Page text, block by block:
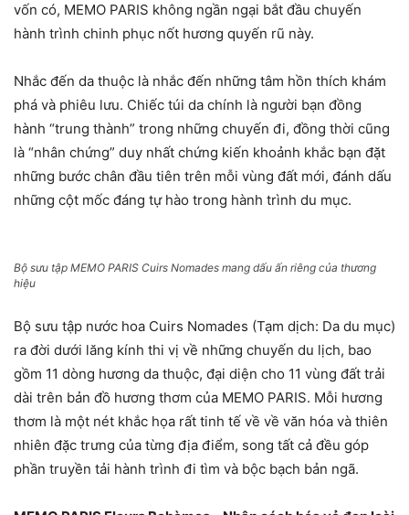
vốn có, MEMO PARIS không ngần ngại bắt đầu chuyến
hành trình chinh phục nốt hương quyến rũ này.
Nhắc đến da thuộc là nhắc đến những tâm hồn thích khám
phá và phiêu lưu. Chiếc túi da chính là người bạn đồng
hành “trung thành” trong những chuyến đi, đồng thời cũng
là “nhân chứng” duy nhất chứng kiến khoảnh khắc bạn đặt
những bước chân đầu tiên trên mỗi vùng đất mới, đánh dấu
những cột mốc đáng tự hào trong hành trình du mục.
Bộ sưu tập MEMO PARIS Cuirs Nomades mang dấu ấn riêng của thương
hiệu
Bộ sưu tập nước hoa Cuirs Nomades (Tạm dịch: Da du mục)
ra đời dưới lăng kính thi vị về những chuyến du lịch, bao
gồm 11 dòng hương da thuộc, đại diện cho 11 vùng đất trải
dài trên bản đồ hương thơm của MEMO PARIS. Mỗi hương
thơm là một nét khắc họa rất tinh tế về về văn hóa và thiên
nhiên đặc trưng của từng địa điểm, song tất cả đều góp
phần truyền tải hành trình đi tìm và bộc bạch bản ngã.